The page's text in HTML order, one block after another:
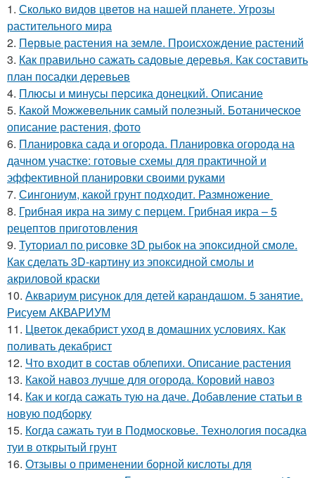
1. Сколько видов цветов на нашей планете. Угрозы
растительного мира
2. Первые растения на земле. Происхождение растений
3. Как правильно сажать садовые деревья. Как составить
план посадки деревьев
4. Плюсы и минусы персика донецкий. Описание
5. Какой Можжевельник самый полезный. Ботаническое
описание растения, фото
6. Планировка сада и огорода. Планировка огорода на
дачном участке: готовые схемы для практичной и
эффективной планировки своими руками
7. Сингониум, какой грунт подходит. Размножение
8. Грибная икра на зиму с перцем. Грибная икра – 5
рецептов приготовления
9. Туториал по рисовке 3D рыбок на эпоксидной смоле.
Как сделать 3D-картину из эпоксидной смолы и
акриловой краски
10. Аквариум рисунок для детей карандашом. 5 занятие.
Рисуем АКВАРИУМ
11. Цветок декабрист уход в домашних условиях. Как
поливать декабрист
12. Что входит в состав облепихи. Описание растения
13. Какой навоз лучше для огорода. Коровий навоз
14. Как и когда сажать тую на даче. Добавление статьи в
новую подборку
15. Когда сажать туи в Подмосковье. Технология посадка
туи в открытый грунт
16. Отзывы о применении борной кислоты для